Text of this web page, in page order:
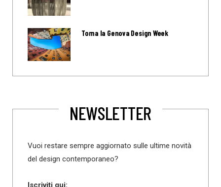
Torna la Genova Design Week
NEWSLETTER
Vuoi restare sempre aggiornato sulle ultime novità
del design contemporaneo?
Iscriviti qui: